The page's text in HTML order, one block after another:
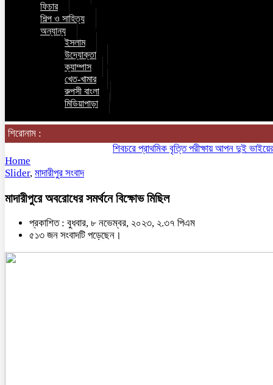
ফিচার
শিল্প ও সাহিত্য
অন্যান্য
ইসলাম
উদ্যোক্তা
ক্যাম্পাস
খেত-খামার
রুপসী বাংলা
মিডিয়াপাড়া
শিরোনাম :
শিবচরে প্রাথমিক বৃত্তি পরীক্ষায় আপন দুই ভাইয়ের
Home
Slider, মাদারীপুর সংবাদ
মাদারীপুরে অবরোধের সমর্থনে বিক্ষোভ মিছিল
প্রকাশিত : বুধবার, ৮ নভেম্বর, ২০২৩, ২.৩৭ পিএম
৫১৩ জন সংবাদটি পড়েছেন।